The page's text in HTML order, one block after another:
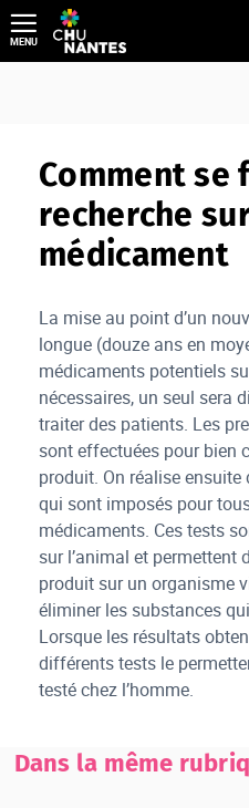
Aller
au
contenu
MENU
Comment se
recherche
médicament
La mise au point d’un
longue (douze ans en
médicaments potentiels
nécessaires, un seul sera
traiter des patients. Les
sont effectuées pour bien
produit. On réalise
qui sont imposés pour
médicaments. Ces tests
sur l’animal et permettent
produit sur un organisme
éliminer les substances
Lorsque les résultats
différents tests le
testé chez l’homme.
Dans la même